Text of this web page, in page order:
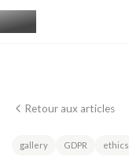
Retour aux articles
gallery GDPR ethics